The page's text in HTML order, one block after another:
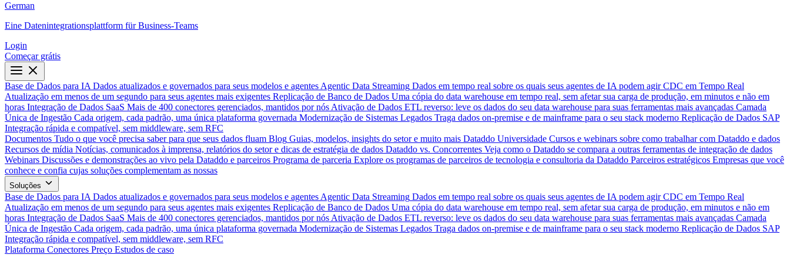
German
Eine Datenintegrationsplattform für Business-Teams
Login
Começar grátis
Base de Dados para IA Dados atualizados e governados para seus modelos e agentes Agentic Data Streaming Dados em tempo real sobre os quais seus agentes de IA podem agir CDC em Tempo Real
Atualização em menos de um segundo para seus agentes mais exigentes Replicação de Banco de Dados Uma cópia do data warehouse em tempo real, sem afetar sua carga de produção, em minutos e não em
horas Integração de Dados SaaS Mais de 400 conectores gerenciados, mantidos por nós Ativação de Dados ETL reverso: leve os dados do seu data warehouse para suas ferramentas mais avançadas Camada
Única de Ingestão Cada origem, cada padrão, uma única plataforma governada Modernização de Sistemas Legados Traga dados on-premise e de mainframe para o seu stack moderno Replicação de Dados SAP
Integração rápida e compatível, sem middleware, sem RFC
Documentos Tudo o que você precisa saber para que seus dados fluam Blog Guias, modelos, insights do setor e muito mais Dataddo Universidade Cursos e webinars sobre como trabalhar com Dataddo e dados
Recursos de mídia Notícias, comunicados à imprensa, relatórios do setor e dicas de estratégia de dados Dataddo vs. Concorrentes Veja como o Dataddo se compara a outras ferramentas de integração de dados
Webinars Discussões e demonstrações ao vivo pela Dataddo e parceiros Programa de parceria Explore os programas de parceiros de tecnologia e consultoria da Dataddo Parceiros estratégicos Empresas que você
conhece e confia cujas soluções complementam as nossas
Soluções
Base de Dados para IA Dados atualizados e governados para seus modelos e agentes Agentic Data Streaming Dados em tempo real sobre os quais seus agentes de IA podem agir CDC em Tempo Real
Atualização em menos de um segundo para seus agentes mais exigentes Replicação de Banco de Dados Uma cópia do data warehouse em tempo real, sem afetar sua carga de produção, em minutos e não em
horas Integração de Dados SaaS Mais de 400 conectores gerenciados, mantidos por nós Ativação de Dados ETL reverso: leve os dados do seu data warehouse para suas ferramentas mais avançadas Camada
Única de Ingestão Cada origem, cada padrão, uma única plataforma governada Modernização de Sistemas Legados Traga dados on-premise e de mainframe para o seu stack moderno Replicação de Dados SAP
Integração rápida e compatível, sem middleware, sem RFC
Plataforma Conectores Preço Estudos de caso